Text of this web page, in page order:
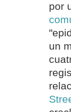
por
un